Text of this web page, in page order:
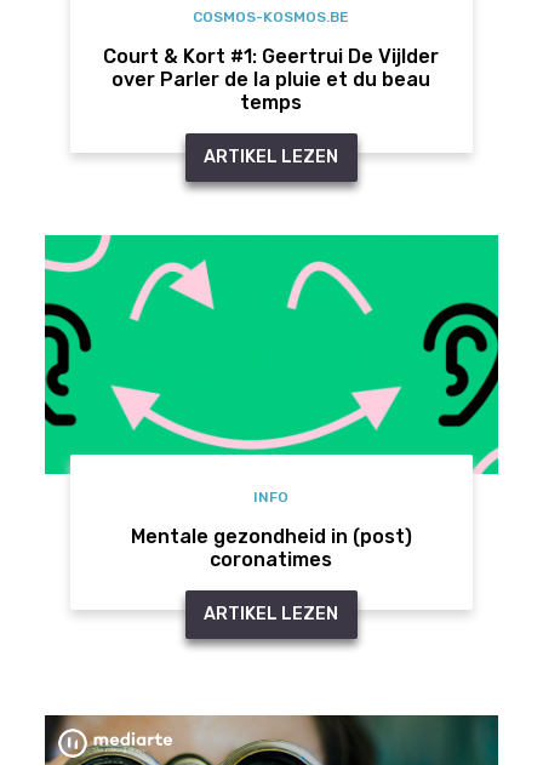
COSMOS-KOSMOS.BE
Court & Kort #1: Geertrui De Vijlder
over Parler de la pluie et du beau
temps
ARTIKEL LEZEN
INFO
Mentale gezondheid in (post)
coronatimes
ARTIKEL LEZEN